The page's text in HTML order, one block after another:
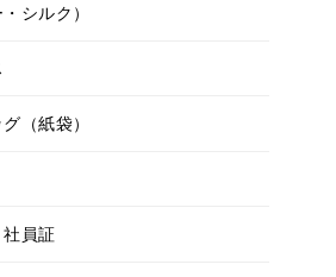
シルク）
（紙袋）
員証